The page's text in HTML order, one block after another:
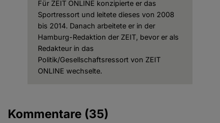
Für ZEIT ONLINE konzipierte er das
Sportressort und leitete dieses von 2008
bis 2014. Danach arbeitete er in der
Hamburg-Redaktion der ZEIT, bevor er als
Redakteur in das
Politik/Gesellschaftsressort von ZEIT
ONLINE wechselte.
Kommentare (35)